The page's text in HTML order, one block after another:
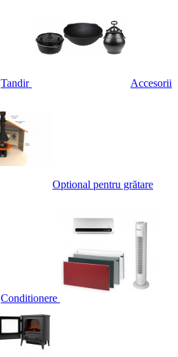
Tandir Accesorii
Optional pentru grătare
Conditionere